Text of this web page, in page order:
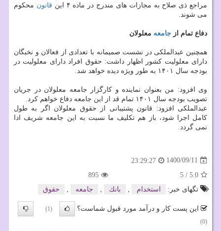
مراجع ذی صلاح به مجازات های مندرج در ماده ۴ این
قانون محکوم
می شوند.
دفاع تمام از جامعه معلولان
همچنین عبدالملکی در نشست صمیمانه با تعدادی از فعالان و نخبگان
دارای معلولیت کشور اظهار داشت: حقوق افراد دارای معلولیت در
بودجه سال ۱۴۰۱ به طور ویژه دیده خواهد شد.
وی افزود: من بعنوان نماینده و کارگزار جامعه معلولان در جریان
تصویب بودجه سال ۱۴۰۱ تمام قد از این جامعه دفاع خواهم کرد.
عبدالملکی افزود: قانون پشتیبانی از حقوق معلولان اگر به طول
کامل اجرا شود، باز هم تکلیف ما نسبت به این جامعه شریف ادا
نمی گردد.
1400/09/11
23:29:27
5.0
/
5
895
تگهای خبر:
استخدام بانك جامعه حقوق
این پست کار و درآمد مورد قبول شماست؟
(1)
(0)